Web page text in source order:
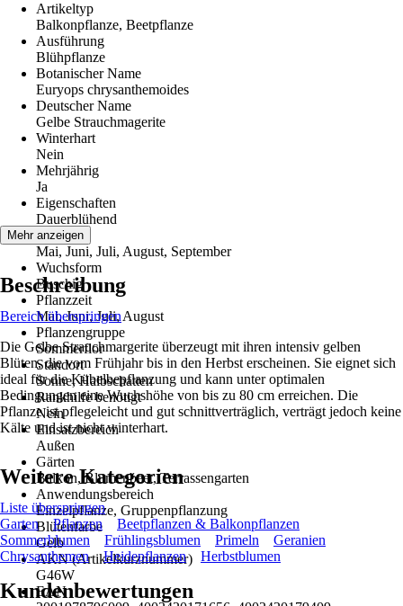
Artikeltyp
Balkonpflanze, Beetpflanze
Ausführung
Blühpflanze
Botanischer Name
Euryops chrysanthemoides
Deutscher Name
Gelbe Strauchmagerite
Winterhart
Nein
Mehrjährig
Ja
Eigenschaften
Dauerblühend
Blütezeit
Mai, Juni, Juli, August, September
Wuchsform
Buschig
Pflanzzeit
Mai, Juni, Juli, August
Pflanzengruppe
Sommerflor
Standort
Sonne, Halbschatten
Rankhilfe benötigt
Nein
Einsatzbereich
Außen
Gärten
Balkon, Blumenbeet, Terrassengarten
Anwendungsbereich
Einzelpflanze, Gruppenpflanzung
Blütenfarbe
Gelb
AKN (Artikelkurznummer)
G46W
EAN
Mehr anzeigen
Beschreibung
Bereich überspringen
Die Gelbe Strauchmargerite überzeugt mit ihren intensiv gelben
Blüten, die vom Frühjahr bis in den Herbst erscheinen. Sie eignet sich
ideal für die Kübelbepflanzung und kann unter optimalen
Bedingungen eine Wuchshöhe von bis zu 80 cm erreichen. Die
Pflanze ist pflegeleicht und gut schnittverträglich, verträgt jedoch keine
Kälte und ist nicht winterhart.
Weitere Kategorien
Liste überspringen
Garten
Pflanzen
Beetpflanzen & Balkonpflanzen
Sommerblumen
Frühlingsblumen Primeln
Geranien
Chrysanthemen
Heidepflanzen Herbstblumen
Kundenbewertungen